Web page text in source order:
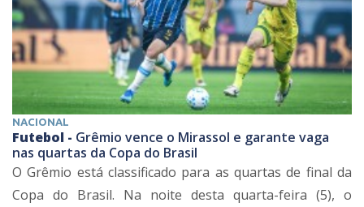
NACIONAL
Futebol - Grêmio vence o Mirassol e garante vaga
nas quartas da Copa do Brasil
O Grêmio está classificado para as quartas de final da
Copa do Brasil. Na noite desta quarta-feira (5), o